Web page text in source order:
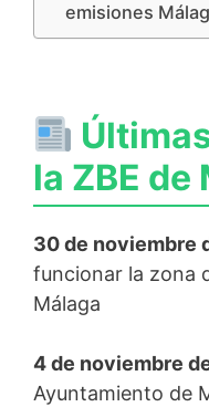
emisiones
la ZBE de
30 de noviembre
funcionar la zona
Málaga
4 de noviembre
Ayuntamiento de